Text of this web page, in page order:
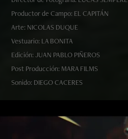
Productor de Campo: EL CAPITÁN
Arte: NICOLAS DUQUE
Vestuario: LA BONITA
Edición: JUAN PABLO PIÑEROS
Post Producción: MARA FILMS
Sonido: DIEGO CACERES